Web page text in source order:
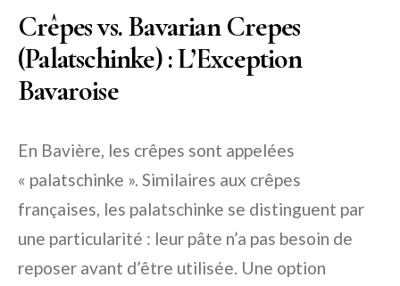
Crêpes vs. Bavarian Crepes
(Palatschinke) : L’Exception
Bavaroise
En Bavière, les crêpes sont appelées
« palatschinke ». Similaires aux crêpes
françaises, les palatschinke se distinguent par
une particularité : leur pâte n’a pas besoin de
reposer avant d’être utilisée. Une option